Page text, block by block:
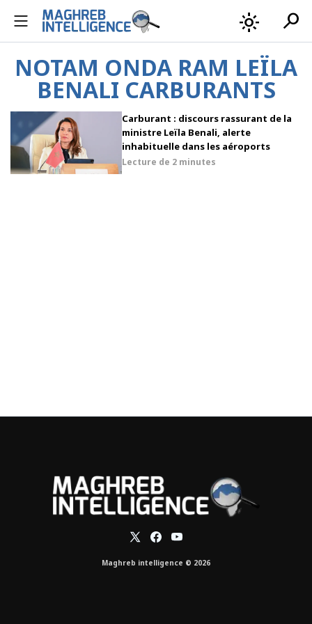
light_mode search
NOTAM ONDA RAM LEÏLA
BENALI CARBURANTS
Carburant : discours rassurant de la
ministre Leïla Benali, alerte
inhabituelle dans les aéroports
Lecture de 2 minutes
Maghreb intelligence © 2026